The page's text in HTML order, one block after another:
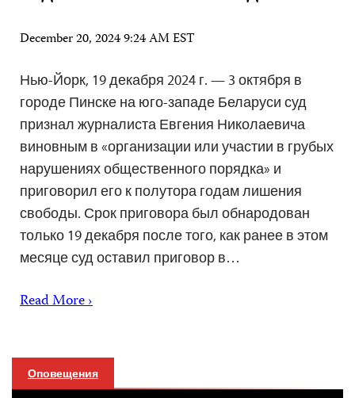
December 20, 2024 9:24 AM EST
Нью-Йорк, 19 декабря 2024 г. — 3 октября в
городе Пинске на юго-западе Беларуси суд
признал журналиста Евгения Николаевича
виновным в «организации или участии в грубых
нарушениях общественного порядка» и
приговорил его к полутора годам лишения
свободы. Срок приговора был обнародован
только 19 декабря после того, как ранее в этом
месяце суд оставил приговор в…
Read More ›
Оповещения